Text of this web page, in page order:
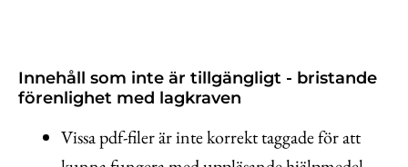
Innehåll som inte är tillgängligt - bristande
förenlighet med lagkraven
Vissa pdf-filer är inte korrekt taggade för att